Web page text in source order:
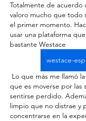
Totalmente de acuerdo
valoro mucho que todo
el primer momento.
usar una plataforma
bastante Westace
westace-
que es moverse por las
sentirse perdido.
limpio que no distrae y
concentrarse en la